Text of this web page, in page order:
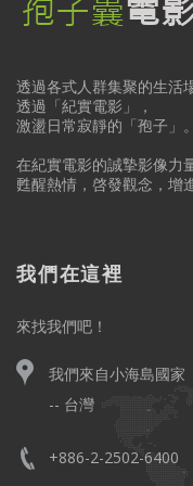
透過各式人群集聚的生活
透過「紀實電影」，
激盪日常寂靜的「孢子」。
在紀實電影的誠摯影像力
甦醒熱情，啓發觀念，增
我們在這裡
來找我們吧！
我們來自小海島國家
-- 台灣
+886-2-2502-6400